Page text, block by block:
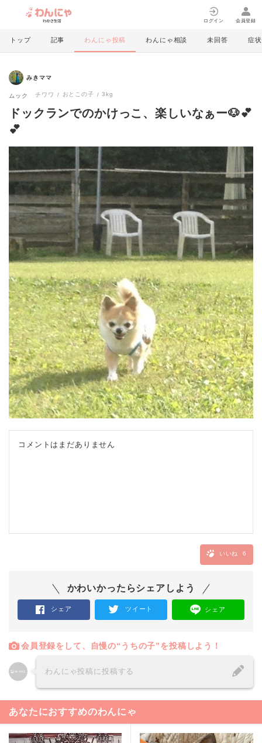
ログイン 会員登録
トップ 記事 わんにゃ投稿 わんにゃ相談 未回答 症状
みきママ
ムック チワワ おとこの子 3kg
ドックランでのかけっこ、楽しいなぁー🐶💕
💕
コメントはまだありません
いいね 6
かわいかったらシェアしよう
シェア ツイート シェア
会員登録をして、自慢の“うちの子”を投稿しよう！
わんにゃ投稿に投稿する
あなたにおすすめのわんにゃ